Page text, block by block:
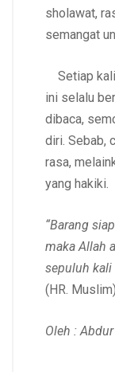
sholawat,
semangat
Setiap kali
ini selalu
dibaca,
diri. Sebab,
rasa,
yang hakiki.
“Barang
maka Allah
sepuluh kali
(HR. Muslim)
Oleh : Abdur